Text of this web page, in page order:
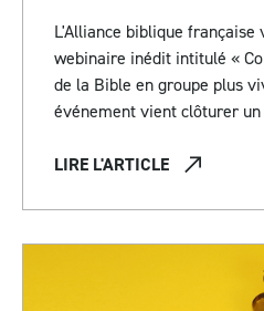
L'Alliance biblique française
webinaire inédit intitulé «
de la Bible en groupe plus
événement vient clôturer
LIRE L'ARTICLE